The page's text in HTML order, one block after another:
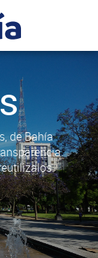
de Bahía